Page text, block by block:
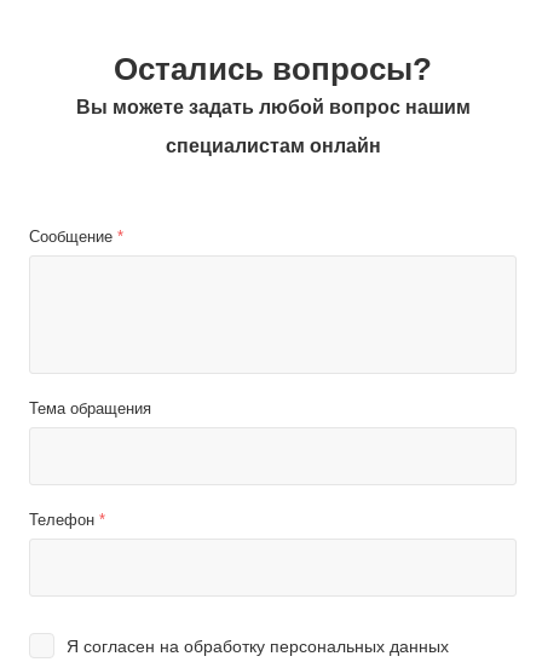
Остались вопросы?
Вы можете задать любой вопрос нашим
специалистам онлайн
Сообщение *
Тема обращения
Телефон *
Я согласен на обработку персональных данных